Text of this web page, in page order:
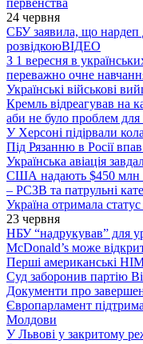
24 червня
СБУ заявила, що нардеп
розвідкоюВІДЕО
З 1 вересня в
переважно очне
Українські військові
Кремль відреагував на
аби не було проблем
У Херсоні підірвали
Під Рязанню в Росії
Українська авіація
США надають $450 млн
– РСЗВ та патрульні
Україна отримала
23 червня
НБУ “надрукував” для
McDonald’s може
Перші американські
Суд заборонив партію
Документи про
Європарламент
Молдови
У Львові у закритому